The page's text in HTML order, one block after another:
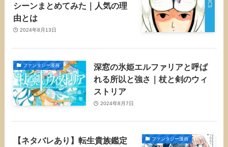
シーンまとめてみた｜人気の理
由とは
2024年8月13日
ファンタジー漫画
深窓の氷姫エルファリアと呼ば
れる所以と強さ｜杖と剣のウィ
ストリア
2024年8月7日
ファンタジー漫画
【ネタバレあり】転生貴族鑑定